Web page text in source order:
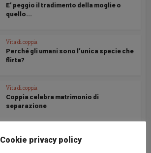
E’ peggio il tradimento della moglie o
quello...
Vita di coppia
Perché gli umani sono l’unica specie che
flirta?
Vita di coppia
Coppia celebra matrimonio di
separazione
Follow us
Cookie privacy policy